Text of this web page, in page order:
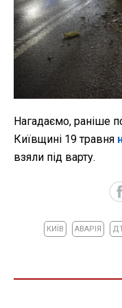
Нагадаємо, раніше
Київщині 19 травня
взяли під варту.
КИЇВ АВАРІЯ